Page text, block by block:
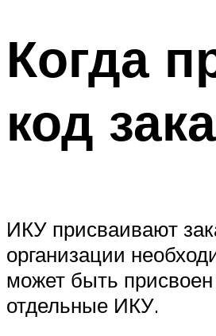
Когда
код
ИКУ присваивают
организации
может быть
отдельные ИКУ.